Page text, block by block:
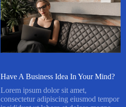
Have A Business Idea In Your Mind?
Lorem ipsum dolor sit amet,
consectetur adipiscing eiusmod tempor